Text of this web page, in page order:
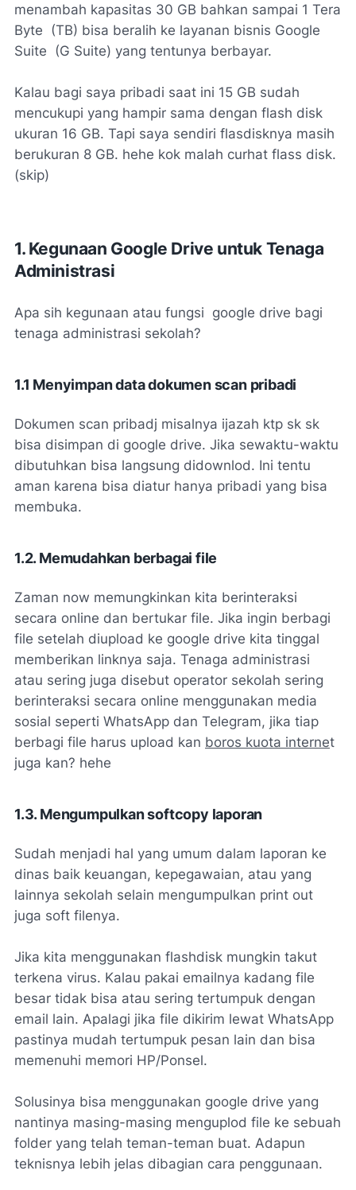
menambah kapasitas 30 GB bahkan sampai 1 Tera
Byte (TB) bisa beralih ke layanan bisnis Google
Suite (G Suite) yang tentunya berbayar.
Kalau bagi saya pribadi saat ini 15 GB sudah
mencukupi yang hampir sama dengan flash disk
ukuran 16 GB. Tapi saya sendiri flasdisknya masih
berukuran 8 GB. hehe kok malah curhat flass disk.
(skip)
1. Kegunaan Google Drive untuk Tenaga
Administrasi
Apa sih kegunaan atau fungsi google drive bagi
tenaga administrasi sekolah?
1.1 Menyimpan data dokumen scan pribadi
Dokumen scan pribadj misalnya ijazah ktp sk sk
bisa disimpan di google drive. Jika sewaktu-waktu
dibutuhkan bisa langsung didownlod. Ini tentu
aman karena bisa diatur hanya pribadi yang bisa
membuka.
1.2. Memudahkan berbagai file
Zaman now memungkinkan kita berinteraksi
secara online dan bertukar file. Jika ingin berbagi
file setelah diupload ke google drive kita tinggal
memberikan linknya saja. Tenaga administrasi
atau sering juga disebut operator sekolah sering
berinteraksi secara online menggunakan media
sosial seperti WhatsApp dan Telegram, jika tiap
berbagi file harus upload kan boros kuota internet
juga kan? hehe
1.3. Mengumpulkan softcopy laporan
Sudah menjadi hal yang umum dalam laporan ke
dinas baik keuangan, kepegawaian, atau yang
lainnya sekolah selain mengumpulkan print out
juga soft filenya.
Jika kita menggunakan flashdisk mungkin takut
terkena virus. Kalau pakai emailnya kadang file
besar tidak bisa atau sering tertumpuk dengan
email lain. Apalagi jika file dikirim lewat WhatsApp
pastinya mudah tertumpuk pesan lain dan bisa
memenuhi memori HP/Ponsel.
Solusinya bisa menggunakan google drive yang
nantinya masing-masing menguplod file ke sebuah
folder yang telah teman-teman buat. Adapun
teknisnya lebih jelas dibagian cara penggunaan.